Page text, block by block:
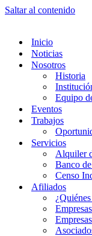
Saltar al contenido
Inicio
Noticias
Nosotros
Historia
Equipo
Eventos
Trabajos
Servicios
Alquiler
Banco
Censo
Afiliados